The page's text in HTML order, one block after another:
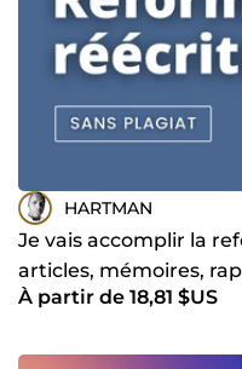
HARTMAN
Je vais accomplir la
articles, mémoires,
À partir de 18,81 $US